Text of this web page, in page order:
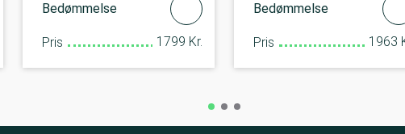
Bedømmelse
Pris 1799 Kr.
Bedømmelse
Pris 1963